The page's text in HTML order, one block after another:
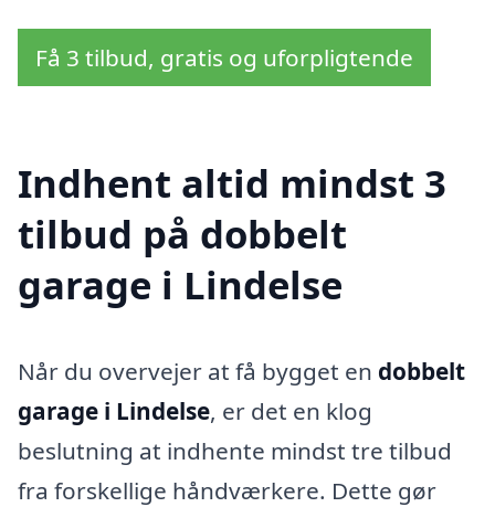
Få 3 tilbud, gratis og uforpligtende
Indhent altid mindst 3
tilbud på dobbelt
garage i Lindelse
Når du overvejer at få bygget en dobbelt
garage i Lindelse, er det en klog
beslutning at indhente mindst tre tilbud
fra forskellige håndværkere. Dette gør